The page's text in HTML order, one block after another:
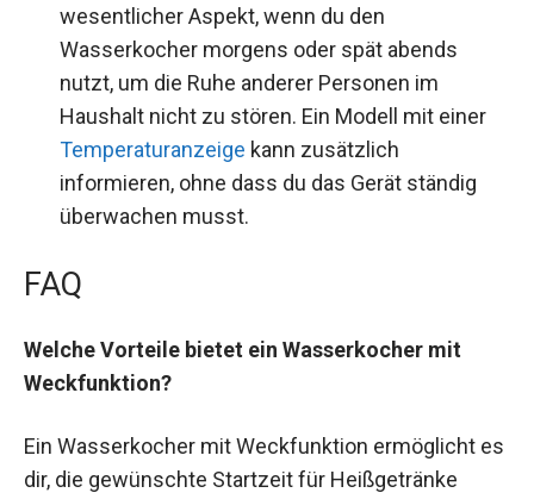
wesentlicher Aspekt, wenn du den
Wasserkocher morgens oder spät abends
nutzt, um die Ruhe anderer Personen im
Haushalt nicht zu stören. Ein Modell mit einer
Temperaturanzeige kann zusätzlich
informieren, ohne dass du das Gerät ständig
überwachen musst.
FAQ
Welche Vorteile bietet ein Wasserkocher mit
Weckfunktion?
Ein Wasserkocher mit Weckfunktion ermöglicht es
dir, die gewünschte Startzeit für Heißgetränke